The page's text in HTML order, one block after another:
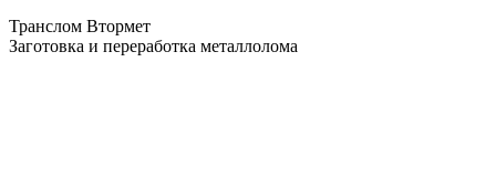
Транслом Втормет
Заготовка и переработка металлолома